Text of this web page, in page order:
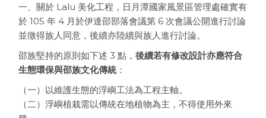
一、關於 Lalu 美化工程，日月潭國家風景區管理處確實有
於 105 年 4 月於伊達邵部落會議第 6 次會議公開進行討論
並徵得族人同意，後續亦陸續與族人進行討論。
邵族堅持的原則如下述 3 點，後續若有修改設計亦應符合
生態環保與邵族文化傳統：
（一）以維護生態的浮嶼工法為工程主軸。
（二）浮嶼植栽需以傳統在地植物為主，不得使用外來